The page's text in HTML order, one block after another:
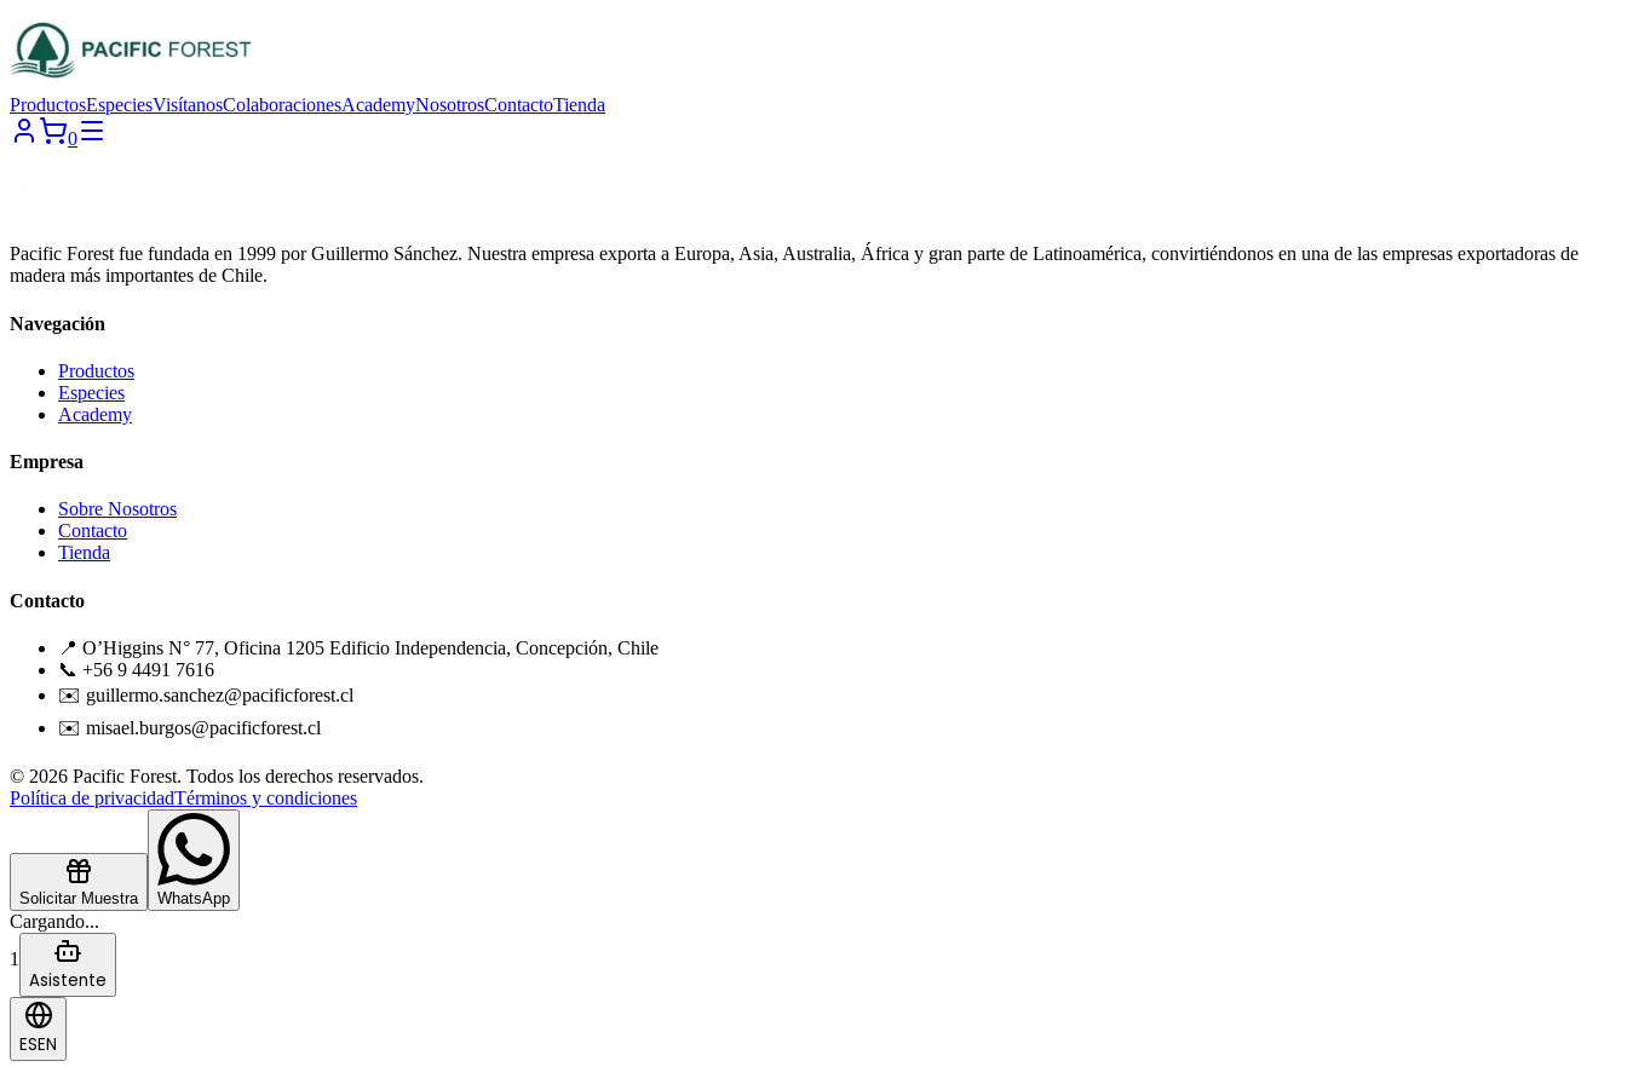
ProductosEspeciesVisítanosColaboracionesAcademyNosotrosContactoTienda
0
Pacific Forest fue fundada en 1999 por Guillermo Sánchez. Nuestra empresa exporta a Europa, Asia, Australia, África y gran parte de Latinoamérica, convirtiéndonos en una de las empresas exportadoras de
madera más importantes de Chile.
Navegación
Productos
Especies
Academy
Empresa
Sobre Nosotros
Contacto
Tienda
Contacto
📍 O’Higgins N° 77, Oficina 1205 Edificio Independencia, Concepción, Chile
📞 +56 9 4491 7616
✉️ guillermo.sanchez@pacificforest.cl
✉️ misael.burgos@pacificforest.cl
© 2026 Pacific Forest. Todos los derechos reservados.
Política de privacidadTérminos y condiciones
Solicitar Muestra WhatsApp
Cargando...
1
Asistente
ESEN